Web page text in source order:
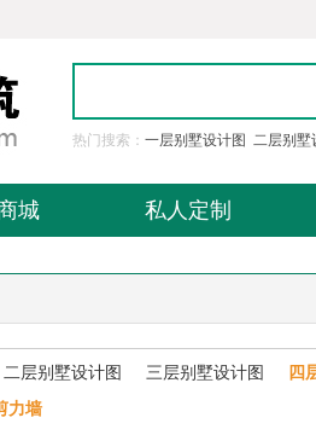
热门搜索： 一层别墅设计图 二层别墅
城 私人定制
二层别墅设计图 三层别墅设计图 四
力墙